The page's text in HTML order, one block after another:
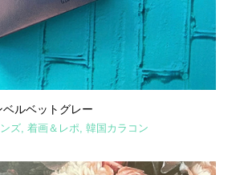
ルベットグレー
ズ, 着画＆レポ, 韓国カラコン